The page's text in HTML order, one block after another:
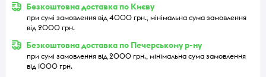
Безкоштовна доставка по Києву
при сумі замовлення від 4000 грн., мінімальна сума замовлення
від 2000 грн.
Безкоштовна доставка по Печерському р-ну
при сумі замовлення від 2000 грн., мінімальна сума замовлення
від 1000 грн.